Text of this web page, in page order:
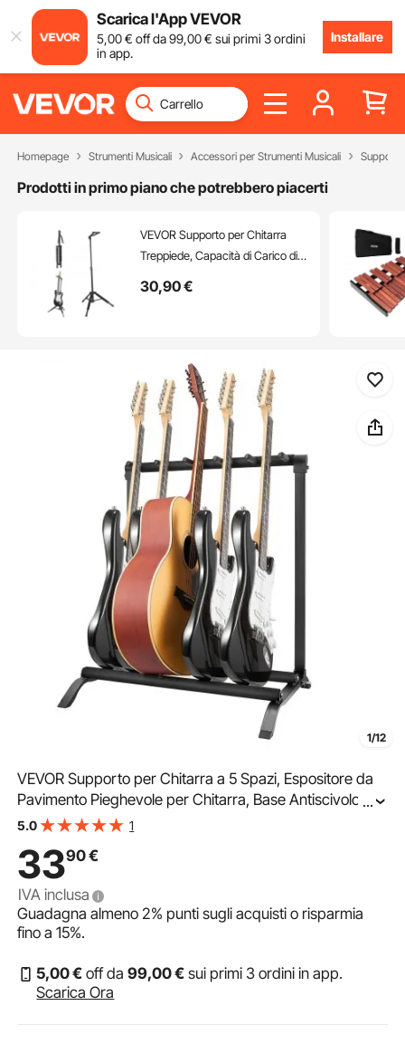
Scarica l'App VEVOR
5,00€ off da99,00€ sui primi 3 ordini
in app.
Installare
Homepage Strumenti Musicali Accessori per Strumenti Musicali
Prodotti in primo piano che potrebbero piacerti
VEVOR Supporto per Chitarra
Treppiede, Capacità di Carico di
Pieghevole per Chitarra, Altezza
30,90€
1/12
VEVOR Supporto per Chitarra a 5 Spazi, Espositore da
Pavimento Pieghevole per Chitarra, Base Antiscivolo
Perno di Sicurezza Protezione in Schiuma ad Alta
...
5.0 1
3390€
IVA inclusa
Guadagna almeno2% punti sugli acquisti o risparmia
fino a15%.
5,00€ off da99,00€ sui primi 3 ordini in app.
Scarica Ora